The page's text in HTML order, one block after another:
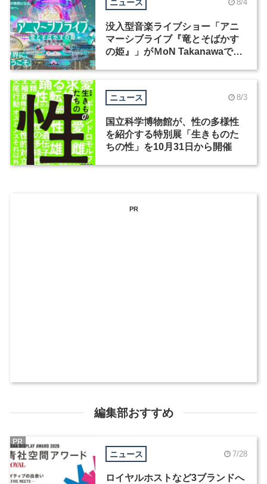
ニュース 8/4
没入型音楽ライブショー「アニ
マーシブライブ『竜とそばかす
の姫』」がＭoN Takanawaで開
ニュース 8/3
国立科学博物館が、性の多様性
を紹介する特別展「生きものた
ちの性」を10月31日から開催
PR
編集部おすすめ
ニュース 7/28
ロイヤルホストなど3ブランドへ
PR